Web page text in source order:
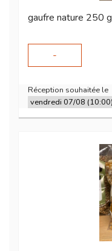
gaufre nature 250 g
-
Réception souhaitée le